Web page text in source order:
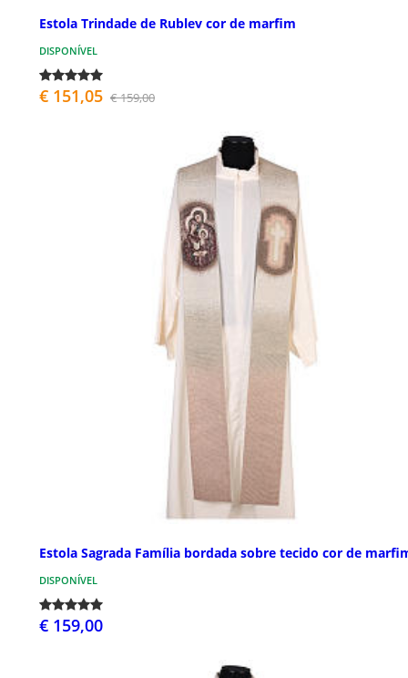
Estola Trindade de Rublev cor de marfim
DISPONÍVEL
€ 151,05 € 159,00
Estola Sagrada Família bordada sobre tecido cor de
DISPONÍVEL
€ 159,00